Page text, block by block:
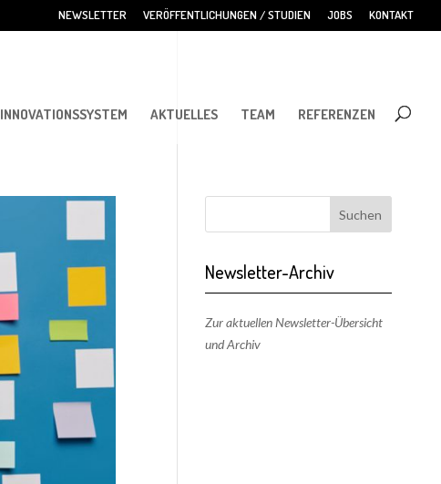
NEWSLETTER VERÖFFENTLICHUNGEN / STUDIEN JOBS KONTAKT
INNOVATIONSSYSTEM AKTUELLES TEAM REFERENZEN
Newsletter-Archiv
Zur aktuellen Newsletter-Übersicht
und Archiv